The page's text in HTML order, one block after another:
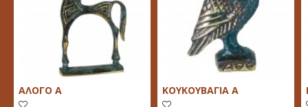
ΑΛΟΓΟ Α ΚΟΥΚΟΥΒΑΓΙΑ Α